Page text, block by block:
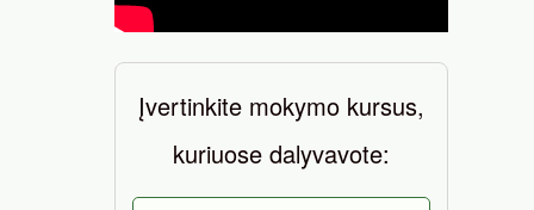
Įvertinkite mokymo kursus,
kuriuose dalyvavote: